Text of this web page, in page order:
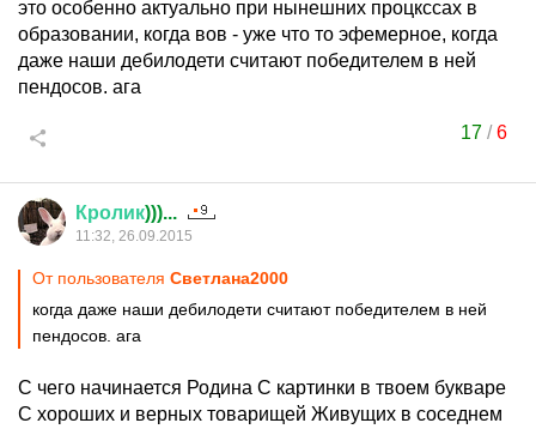
это особенно актуально при нынешних процкссах в
образовании, когда вов - уже что то эфемерное, когда
даже наши дебилодети считают победителем в ней
пендосов. ага
17 /6
Кролик)))...
11:32, 26.09.2015
От пользователя Светлaна2000
когда даже наши дебилодети считают победителем в ней
пендосов. ага
С чего начинается Родина С картинки в твоем букваре
С хороших и верных товарищей Живущих в соседнем